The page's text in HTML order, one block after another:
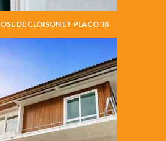
DE CLOISON ET PLACO 38